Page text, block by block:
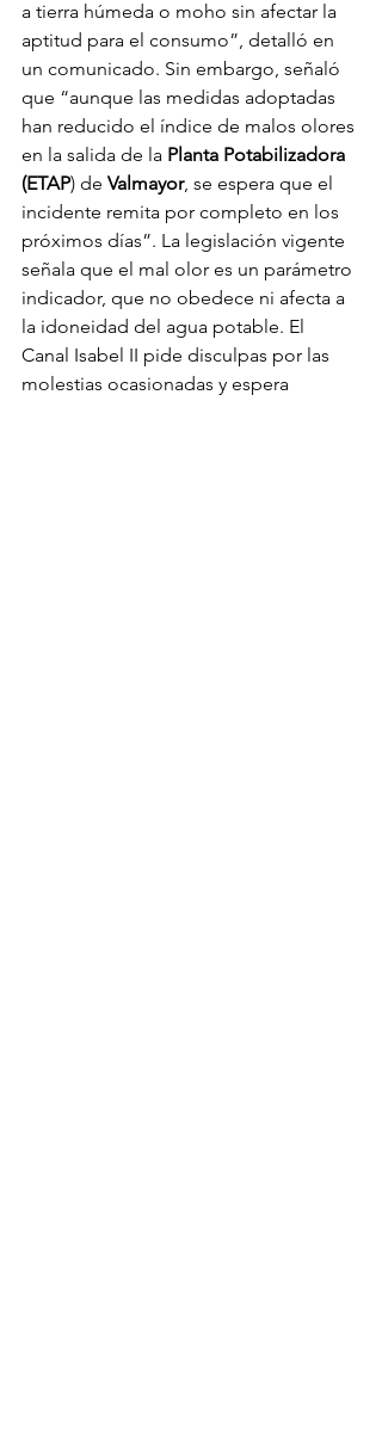
a tierra húmeda o moho sin afectar la
aptitud para el consumo”, detalló en
un comunicado. Sin embargo, señaló
que “aunque las medidas adoptadas
han reducido el índice de malos olores
en la salida de la Planta Potabilizadora
(ETAP) de Valmayor, se espera que el
incidente remita por completo en los
próximos días”. La legislación vigente
señala que el mal olor es un parámetro
indicador, que no obedece ni afecta a
la idoneidad del agua potable. El
Canal Isabel II pide disculpas por las
molestias ocasionadas y espera